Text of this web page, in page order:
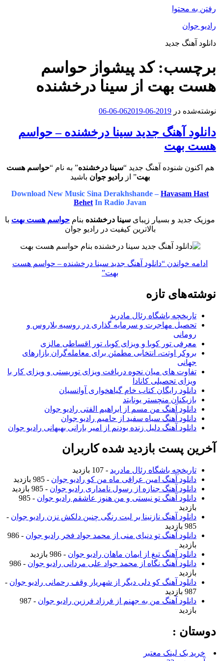
رفتن به محتوا
رادیو جوان
دانلود آهنگ جدید
برچسب:کد پیشواز حواسم
هست بهت از سینا درخشنده
نوشته‌شده در 2019-06-06
2019-06-06
دانلود آهنگ جدید سینا درخشنده – حواسم
هست بهت
هم اکنون شنوده آهنگ جدید “سینا درخشنده” به نام “حواسم هست
بهت” از رادیو جوان باشید
Download New Music Sina Derakhshande – Havasam Hast
Behet In Radio Javan
موزیک جدید و بسیار زیبای سینا درخشنده بنام حواسم هست بهت با
بالاترین کیفیت در رادیو جوان
ادامه خواندن “دانلود آهنگ جدید سینا درخشنده – حواسم هست
بهت”
نوشته‌های تازه
تاریخچه باشگاه رئال مادرید
تحصیل مهاجرت و سرمایه گذاری در روسیه بلاروس و
رومانی
معرفی تور کوبا و ویزای کوبا، تور اقساطی مالزی
بروکر اوتت، انتخابی مطمئن برای معامله‌گران بازارهای
جهانی
تفاوت های میان نحوه دریافت ویزای توریستی و ویزای کار با
ویزای تحصیلی کانادا
دانلود رایگان کتاب خام گیاهخواری آوانسیان
بازیکنان منچستر یونایتد
دانلود آهنگ من مسم از ابراهیم الفتی رادیو جوان
دانلود آهنگ سیاه سفید از حامیم رادیو جوان
دانلود آهنگ دلیل زنده بودنم از امیر بارانی بهبهانی رادیو جوان
آخرین پست بازدید شده کاربران
تاریخچه باشگاه رئال مادرید - 107 بازدید
دانلود آهنگ امین عراقی ماه من کو رادیو جوان - 985 بازدید
دانلود آهنگ جنازه از رسول نامداری رادیو جوان - 985 بازدید
دانلود آهنگ تو نیستی و من هنوز عاشقم رادیو جوان
- 985
بازدید
دانلود آهنگ نازنینا بر لبت رنگی چنین دلکش نزن رادیو جوان -
985 بازدید
دانلود آهنگ تو دنیای منی از محمد جواد فخر رادیو جوان
- 986
بازدید
دانلود آهنگ تیغ از ایمان ماهان رادیو جوان - 986 بازدید
دانلود آهنگ نگاه از محمد جواد علی مردانی رادیو جوان
- 986
بازدید
دانلود آهنگ کو دلی دیگر از شهریار وقف رحمانی رادیو جوان -
987 بازدید
دانلود آهنگ من به جهنم از فرزاد فرزین رادیو جوان
- 987
بازدید
دوستان :
خرید بک لینک معتبر